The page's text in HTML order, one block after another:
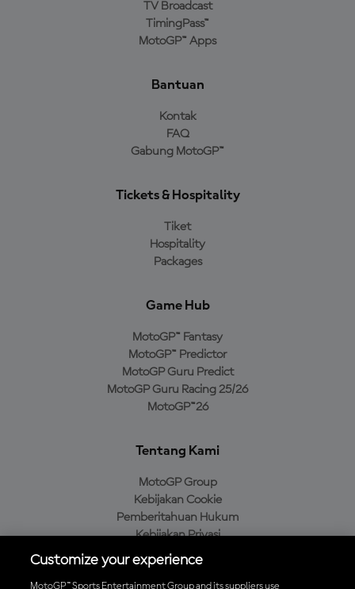
TV Broadcast
TimingPass™
MotoGP™ Apps
Bantuan
Kontak
FAQ
Gabung MotoGP™
Tickets & Hospitality
Tiket
Hospitality
Packages
Game Hub
MotoGP™ Fantasy
MotoGP™ Predictor
MotoGP Guru Predict
MotoGP Guru Racing 25/26
MotoGP™26
Tentang Kami
MotoGP Group
Kebijakan Cookie
Pemberitahuan Hukum
Kebijakan Privasi
Kebijakan Pembelian
Customize your experience
MotoGP™ Sports Entertainment Group and its suppliers use